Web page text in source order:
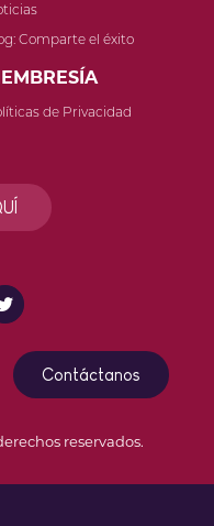
Comparte el éxito
de Privacidad
Contáctanos
reservados.